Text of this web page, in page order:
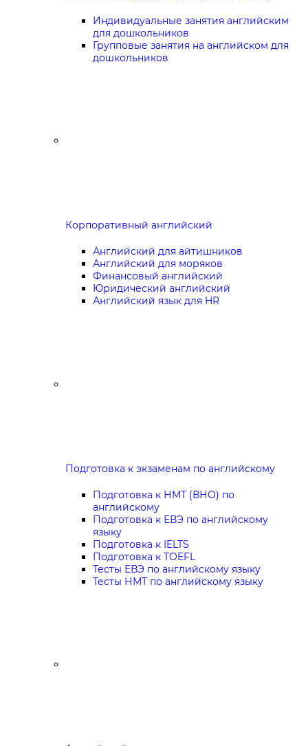
Индивидуальные занятия английским
для дошкольников
Групповые занятия на английском для
дошкольников
Корпоративный английский
Английский для айтишников
Английский для моряков
Финансовый английский
Юридический английский
Английский язык для HR
Подготовка к экзаменам по английскому
Подготовка к НМТ (ВНО) по
английскому
Подготовка к ЕВЭ по английскому
языку
Подготовка к IELTS
Подготовка к TOEFL
Тесты ЕВЭ по английскому языку
Тесты НМТ по английскому языку